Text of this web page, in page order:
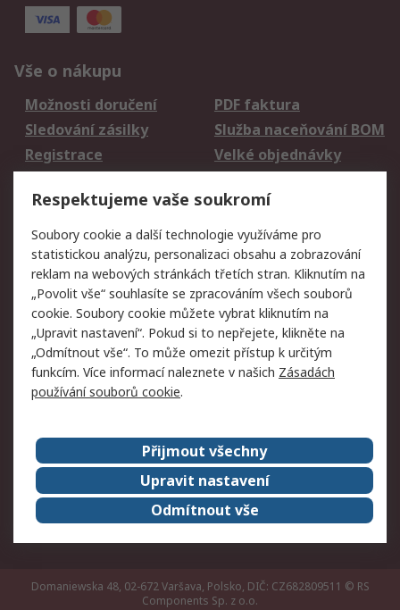
Vše o nákupu
Možnosti doručení
PDF faktura
Sledování zásilky
Služba naceňování BOM
Registrace
Velké objednávky
Právní
Autorská práva
Obchodní podmínky
společnosti RS
Prohlášení o ochraně
údajů
Zabezpečení
elektronické pošty
Zásady pro soubory
cookie
Zásady ochrany
osobních údajů
Kontakt
O naší společnosti
RS Group
Kariéra
Ocenění
ESG
Domaniewska 48, 02-672 Varšava, Polsko, DIČ: CZ682809511 © RS
Components Sp. z o.o.
Respektujeme vaše soukromí
Soubory cookie a další technologie využíváme pro
statistickou analýzu, personalizaci obsahu a zobrazování
reklam na webových stránkách třetích stran. Kliknutím na
„Povolit vše“ souhlasíte se zpracováním všech souborů
cookie. Soubory cookie můžete vybrat kliknutím na
„Upravit nastavení“. Pokud si to nepřejete, klikněte na
„Odmítnout vše“. To může omezit přístup k určitým
funkcím. Více informací naleznete v našich Zásadách
používání souborů cookie.
Přijmout všechny
Upravit nastavení
Odmítnout vše